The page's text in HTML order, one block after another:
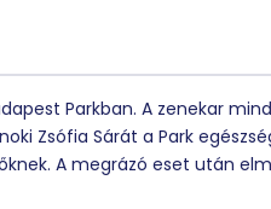
Parkban. A zenekar
Zsófia Sárát a Park
A megrázó eset után